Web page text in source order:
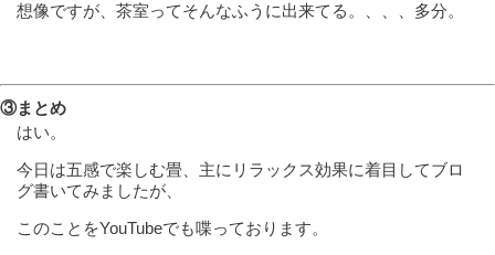
想像ですが、茶室ってそんなふうに出来てる。、、、多分。
③まとめ
はい。
今日は五感で楽しむ畳、主にリラックス効果に着目してブロ
グ書いてみましたが、
このことをYouTubeでも喋っております。